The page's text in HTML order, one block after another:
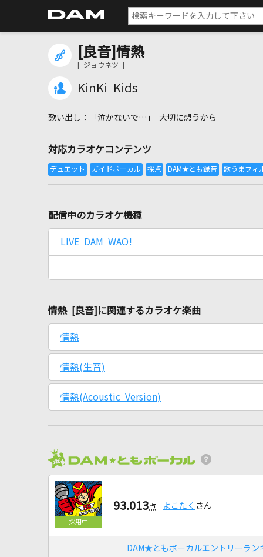
[良音]情熱
[ ジョウネツ ]
KinKi Kids
「泣かないで…」 大切に想うから
対応カラオケコンテンツ
配信中のカラオケ機種
LIVE DAM WAO!
情熱 [良音]に関連するカラオケ楽曲
情熱
情熱(生音)
情熱(Acoustic Version)
93.013点 よこたく さん
DAM★ともボーカルエントリーラン